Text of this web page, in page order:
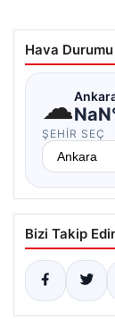
Hava Durumu
☁
ŞEHIR SEÇ
Bizi Takip